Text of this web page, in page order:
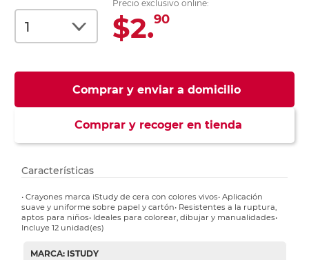
Precio exclusivo online:
$2.90
Comprar y enviar a domicilio
Comprar y recoger en tienda
Características
• Crayones marca iStudy de cera con colores vivos• Aplicación
suave y uniforme sobre papel y cartón• Resistentes a la ruptura,
aptos para niños• Ideales para colorear, dibujar y manualidades•
Incluye 12 unidad(es)
MARCA: ISTUDY